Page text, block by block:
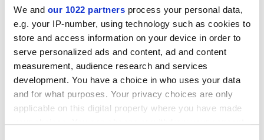
We and our 1022 partners process your personal data,
e.g. your IP-number, using technology such as cookies to
store and access information on your device in order to
serve personalized ads and content, ad and content
measurement, audience research and services
development. You have a choice in who uses your data
and for what purposes. Your privacy choices are only
applicable on this digital property where you have made
your choices. You can change or withdraw your consent